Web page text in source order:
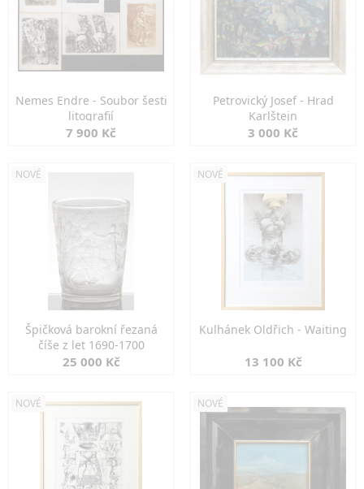
Nemes Endre - Soubor šesti
litografií
7 900 Kč
Petrovický Josef - Hrad
Karlštejn
3 000 Kč
NOVÉ
Špičková barokní řezaná
číše z let 1690-1700
25 000 Kč
NOVÉ
Kulhánek Oldřich - Waiting
13 100 Kč
NOVÉ NOVÉ